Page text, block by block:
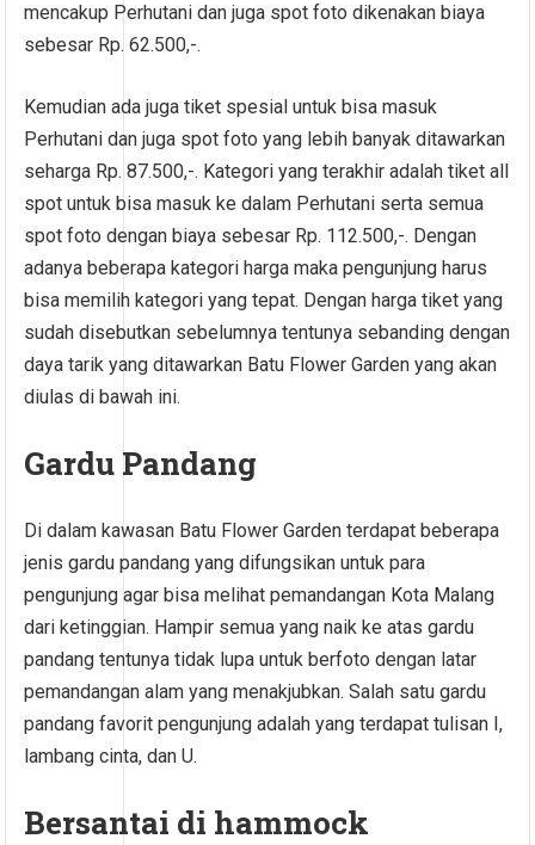
mencakup Perhutani dan juga spot foto dikenakan biaya
sebesar Rp. 62.500,-.
Kemudian ada juga tiket spesial untuk bisa masuk
Perhutani dan juga spot foto yang lebih banyak ditawarkan
seharga Rp. 87.500,-. Kategori yang terakhir adalah tiket all
spot untuk bisa masuk ke dalam Perhutani serta semua
spot foto dengan biaya sebesar Rp. 112.500,-. Dengan
adanya beberapa kategori harga maka pengunjung harus
bisa memilih kategori yang tepat. Dengan harga tiket yang
sudah disebutkan sebelumnya tentunya sebanding dengan
daya tarik yang ditawarkan Batu Flower Garden yang akan
diulas di bawah ini.
Gardu Pandang
Di dalam kawasan Batu Flower Garden terdapat beberapa
jenis gardu pandang yang difungsikan untuk para
pengunjung agar bisa melihat pemandangan Kota Malang
dari ketinggian. Hampir semua yang naik ke atas gardu
pandang tentunya tidak lupa untuk berfoto dengan latar
pemandangan alam yang menakjubkan. Salah satu gardu
pandang favorit pengunjung adalah yang terdapat tulisan I,
lambang cinta, dan U.
Bersantai di hammock